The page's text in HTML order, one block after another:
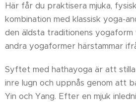
Här får du praktisera mjuka,
kombination med klassisk yoga-
den äldsta traditionens yogaform
andra yogaformer härstammar
Syftet med hathayoga är att
inre lugn och uppnås genom att
Yin och Yang. Efter en mjuk